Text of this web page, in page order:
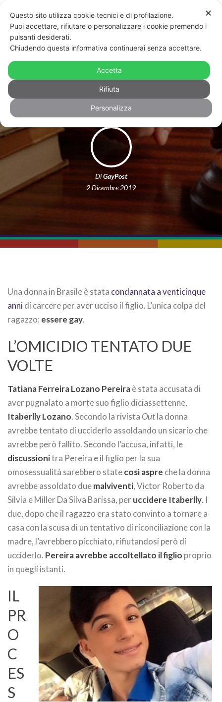
Brasile, uccise il figlio gay. Donna
condannata a 25 anni di carcere
DiGayPost
2 Dicembre 2019
Una donna in Brasile è stata condannata a venticinque
annidi carcere per aver ucciso il figlio. L’unica colpa del
ragazzo: essere gay.
L’OMICIDIO TENTATO DUE
VOLTE
Tatiana Ferreira Lozano Pereiraè stata accusata di
aver pugnalato a morte suo figlio diciassettenne,
Itaberlly Lozano. Secondo la rivista Outla donna
avrebbe tentato di ucciderlo assoldando un sicario che
avrebbe però fallito. Secondo l’accusa, infatti, le
discussionitra Pereira e il figlio per la sua
omosessualità sarebbero statecosì aspre che la donna
avrebbe assoldato duemalviventi, Victor Roberto da
Silvia e Miller Da Silva Barissa, peruccidere Itaberlly. I
due, dopo che il ragazzo era stato convinto a tornare a
casa con la scusa di un tentativo di riconciliazione con la
madre, l’avrebbero picchiato, rifiutandosi però di
ucciderlo. Pereira avrebbe accoltellato il figlio proprio
in quegli istanti.
IL
PR
O
C
ES
S
✕
Questo sito utilizza cookie tecnici e di profilazione.
Puoi accettare, rifiutare o personalizzare i cookie premendo i
pulsanti desiderati.
Chiudendo questa informativa continuerai senza accettare.
Accetta
Rifiuta
Personalizza